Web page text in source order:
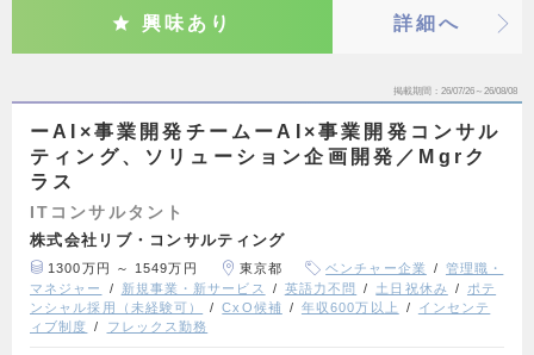
興味あり 詳細へ
掲載期間 26/07/26～26/08/08
ーAI×事業開発チームーAI×事業開発コンサル
ティング、ソリューション企画開発／Mgrク
ラス
ITコンサルタント
株式会社リブ・コンサルティング
1300万円 ～ 1549万円 東京都 ベンチャー企業
管理職・
マネジャー
新規事業・新サービス 英語力不問 土日祝休み
ポテ
ンシャル採用（未経験可）
CxO候補 年収600万以上
インセンテ
ィブ制度
フレックス勤務